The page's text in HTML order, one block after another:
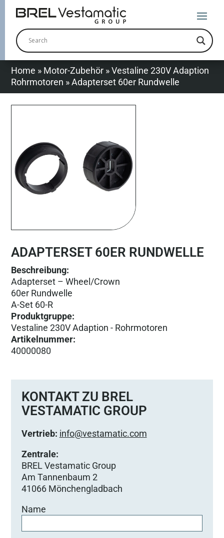
Home » Motor-Zubehör »Vestaline 230V Adaption
Rohrmotoren »Adapterset 60er Rundwelle
ADAPTERSET 60ER RUNDWELLE
Beschreibung:
Adapterset – Wheel/Crown
60er Rundwelle
A-Set 60-R
Produktgruppe:
Vestaline 230V Adaption - Rohrmotoren
Artikelnummer:
40000080
KONTAKT ZU BREL
VESTAMATIC GROUP
Vertrieb: info@vestamatic.com
Zentrale:
BREL Vestamatic Group
Am Tannenbaum 2
41066 Mönchengladbach
Name